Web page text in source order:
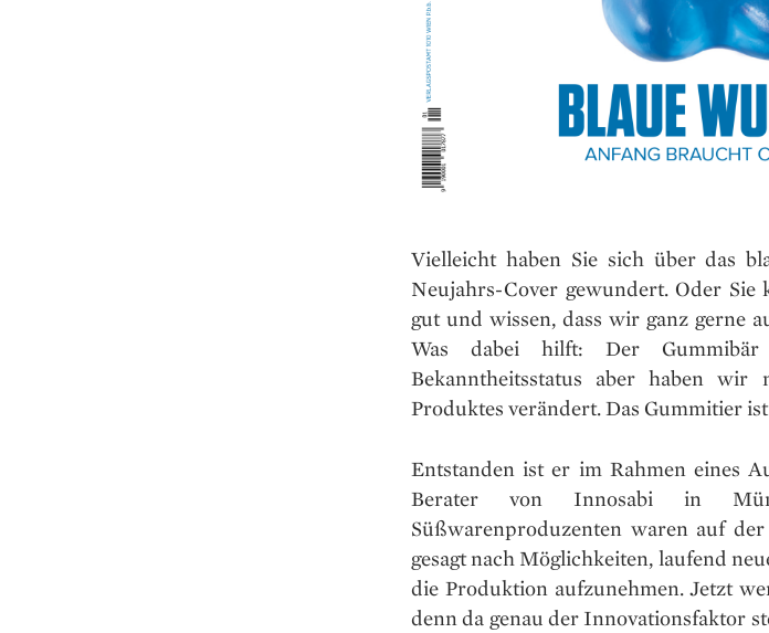
Vielleicht haben Sie sich über das
Neujahrs-Cover gewundert. Oder
gut und wissen, dass wir ganz gerne
Was dabei hilft: Der
Bekanntheitsstatus aber haben wir
Produktes verändert. Das Gummitier
Entstanden ist er im Rahmen eines
Berater von Innosabi in
Süßwarenproduzenten waren auf
gesagt nach Möglichkeiten, laufend
die Produktion aufzunehmen. Jetzt
denn da genau der Innovationsfaktor